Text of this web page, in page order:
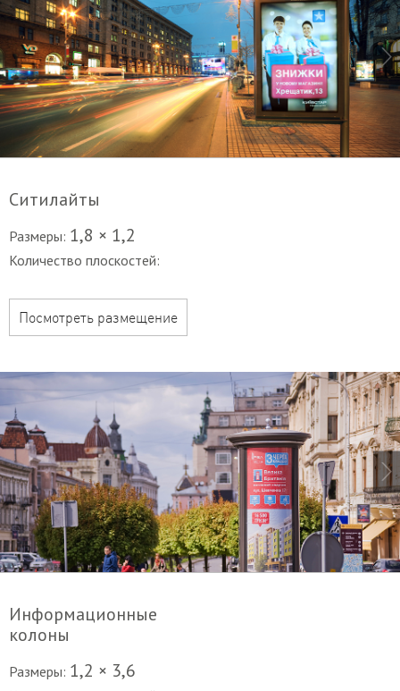
Ситилайты
Размеры: 1,8 × 1,2
Количество плоскостей:
Посмотреть размещение
Информационные
колоны
Размеры: 1,2 × 3,6